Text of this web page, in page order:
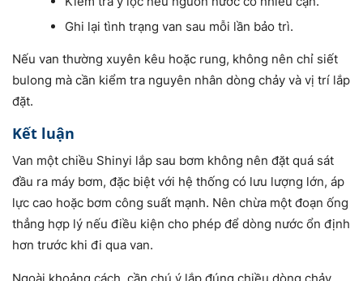
Ghi lại tình trạng van sau mỗi lần bảo trì.
Nếu van thường xuyên kêu hoặc rung, không nên chỉ siết
bulong mà cần kiểm tra nguyên nhân dòng chảy và vị trí lắp
đặt.
Kết luận
Van một chiều Shinyi lắp sau bơm không nên đặt quá sát
đầu ra máy bơm, đặc biệt với hệ thống có lưu lượng lớn, áp
lực cao hoặc bơm công suất mạnh. Nên chừa một đoạn ống
thẳng hợp lý nếu điều kiện cho phép để dòng nước ổn định
hơn trước khi đi qua van.